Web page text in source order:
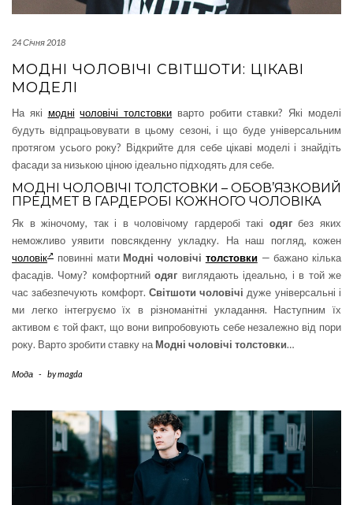
24 Січня 2018
МОДНІ ЧОЛОВІЧІ СВІТШОТИ: ЦІКАВІ
МОДЕЛІ
На які модні чоловічі толстовки варто робити ставки? Які моделі
будуть відпрацьовувати в цьому сезоні, і що буде універсальним
протягом усього року? Відкрийте для себе цікаві моделі і знайдіть
фасади за низькою ціною ідеально підходять для себе.
МОДНІ ЧОЛОВІЧІ ТОЛСТОВКИ – ОБОВ’ЯЗКОВИЙ
ПРЕДМЕТ В ГАРДЕРОБІ КОЖНОГО ЧОЛОВІКА
Як в жіночому, так і в чоловічому гардеробі такі одягбез яких
неможливо уявити повсякденну укладку. На наш погляд, кожен
чоловік
повинні мати Модні чоловічі толстовки— бажано кілька
фасадів. Чому? комфортнийодяг виглядають ідеально, і в той же
час забезпечують комфорт. Світшоти чоловічі дуже універсальні і
ми легко інтегруємо їх в різноманітні укладання. Наступним їх
активом є той факт, що вони випробовують себе незалежно від пори
року. Варто зробити ставку на Модні чоловічі толстовки…
Мода - bymagda